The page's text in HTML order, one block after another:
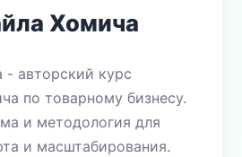
Хомича
авторский курс
по товарному бизнесу.
и методология для
и масштабирования.